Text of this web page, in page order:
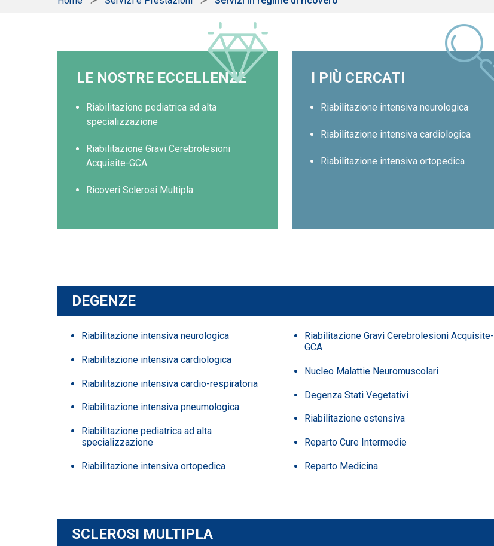
LE NOSTRE ECCELLENZE
Riabilitazione pediatrica ad alta
specializzazione
Riabilitazione Gravi Cerebrolesioni
Acquisite-GCA
Ricoveri Sclerosi Multipla
I PIÙ CERCATI
Riabilitazione intensiva neurologica
Riabilitazione intensiva cardiologica
Riabilitazione intensiva ortopedica
DEGENZE
Riabilitazione intensiva neurologica
Riabilitazione intensiva cardiologica
Riabilitazione intensiva cardio-respiratoria
Riabilitazione intensiva pneumologica
Riabilitazione pediatrica ad alta
specializzazione
Riabilitazione intensiva ortopedica
Riabilitazione Gravi Cerebrolesioni Acquisite-
GCA
Nucleo Malattie Neuromuscolari
Degenza Stati Vegetativi
Riabilitazione estensiva
Reparto Cure Intermedie
Reparto Medicina
SCLEROSI MULTIPLA